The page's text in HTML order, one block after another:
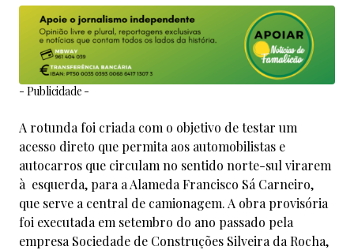
- Publicidade -
A rotunda foi criada com o objetivo de testar um
acesso direto que permita aos automobilistas e
autocarros que circulam no sentido norte-sul virarem
à esquerda, para a Alameda Francisco Sá Carneiro,
que serve a central de camionagem. A obra provisória
foi executada em setembro do ano passado pela
empresa Sociedade de Construções Silveira da Rocha,